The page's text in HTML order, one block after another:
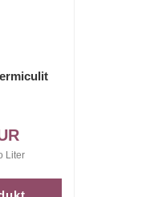
Liter